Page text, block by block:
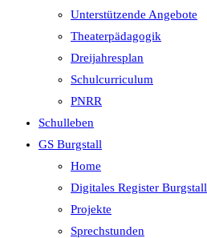
Unterstützende Angebote
Theaterpädagogik
Dreijahresplan
Schulcurriculum
PNRR
Schulleben
GS Burgstall
Home
Digitales Register Burgstall
Projekte
Sprechstunden